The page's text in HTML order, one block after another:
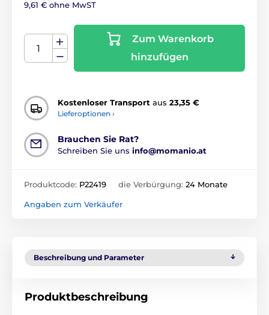
9,61 € ohne MwST
Zum Warenkorb
hinzufügen
Kostenloser Transport aus 23,35 €
Lieferoptionen ›
Brauchen Sie Rat?
Schreiben Sie uns info@momanio.at
Produktcode: P22419 die Verbürgung: 24 Monate
Angaben zum Verkäufer
Beschreibung und Parameter
Produktbeschreibung